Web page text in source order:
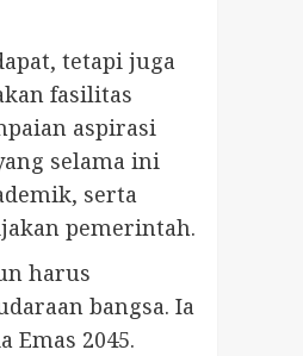
tetapi juga
fasilitas
aspirasi
selama ini
serta
pemerintah.
harus
bangsa. Ia
2045.